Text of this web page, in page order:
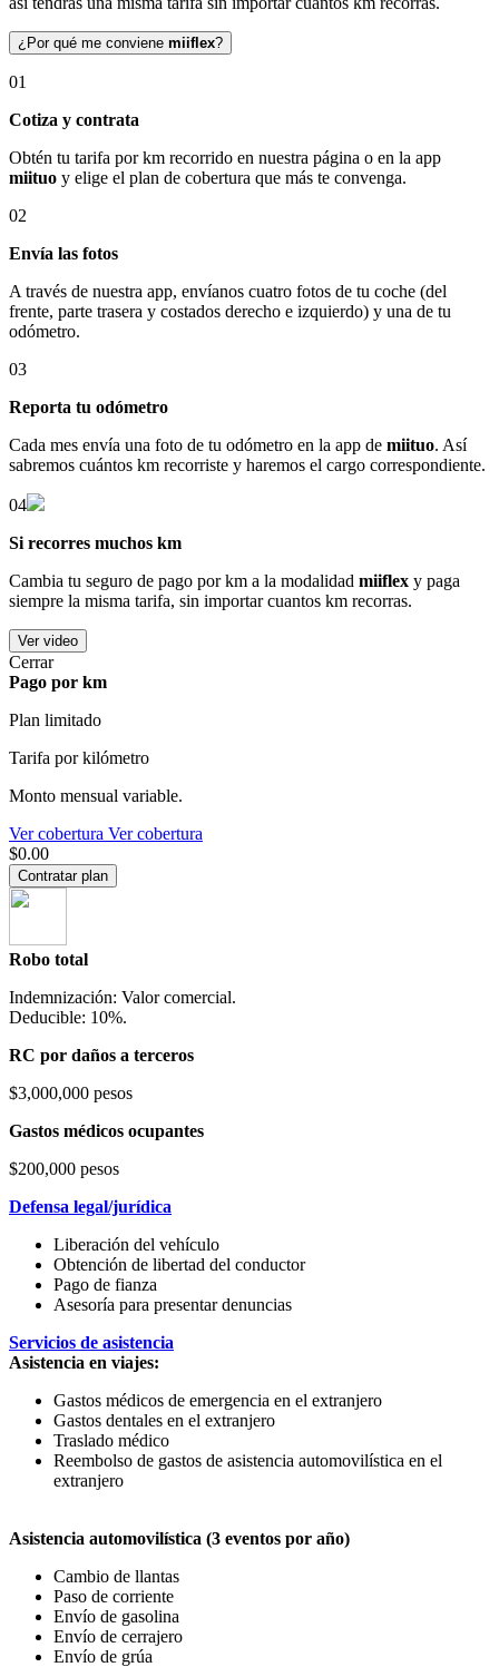
¿Por qué me conviene miiflex?
01
Cotiza y contrata
Obtén tu tarifa por km recorrido en nuestra página o en la app
miituo y elige el plan de cobertura que más te convenga.
02
Envía las fotos
A través de nuestra app, envíanos cuatro fotos de tu coche (del
frente, parte trasera y costados derecho e izquierdo) y una de tu
odómetro.
03
Reporta tu odómetro
Cada mes envía una foto de tu odómetro en la app de miituo. Así
sabremos cuántos km recorriste y haremos el cargo correspondiente.
04
Si recorres muchos km
Cambia tu seguro de pago por km a la modalidad miiflex y paga
siempre la misma tarifa, sin importar cuantos km recorras.
Ver video
Cerrar
Pago por km
Plan limitado
Tarifa por kilómetro
Monto mensual variable.
Ver cobertura Ver cobertura
$0.00
Contratar plan
Robo total
Indemnización: Valor comercial.
Deducible: 10%.
RC por daños a terceros
$3,000,000 pesos
Gastos médicos ocupantes
$200,000 pesos
Defensa legal/jurídica
Liberación del vehículo
Obtención de libertad del conductor
Pago de fianza
Asesoría para presentar denuncias
Servicios de asistencia
Asistencia en viajes:
Gastos médicos de emergencia en el extranjero
Gastos dentales en el extranjero
Traslado médico
Reembolso de gastos de asistencia automovilística en el
extranjero
Asistencia automovilística (3 eventos por año)
Cambio de llantas
Paso de corriente
Envío de gasolina
Envío de cerrajero
Envío de grúa